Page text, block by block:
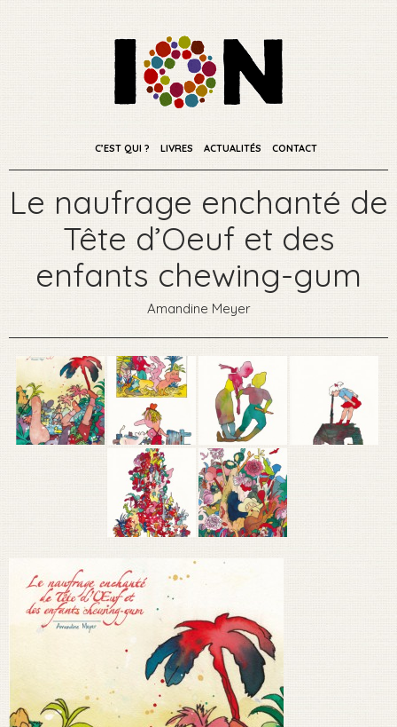
CONTACT
ACTUALITÉS
LIVRES
C’EST QUI ?
Le naufrage enchanté de
Tête d’Oeuf et des
enfants chewing-gum
Amandine Meyer